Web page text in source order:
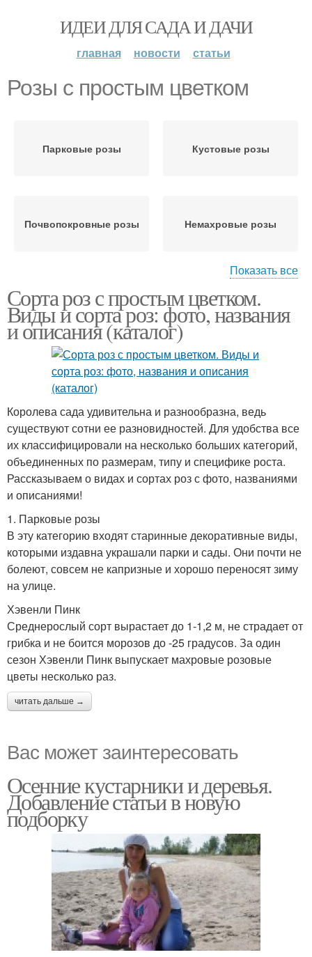
ИДЕИ ДЛЯ САДА И ДАЧИ
главная новости статьи
Розы с простым цветком
Парковые розы Кустовые розы
Почвопокровные розы Немахровые розы
цветками
Ремонтантные розы
Чайно-гибридные розы
Показать все
Сорта роз с простым цветком.
Виды и сорта роз: фото, названия
и описания (каталог)
Королева сада удивительна и разнообразна, ведь
существуют сотни ее разновидностей. Для удобства все
их классифицировали на несколько больших категорий,
объединенных по размерам, типу и специфике роста.
Рассказываем о видах и сортах роз с фото, названиями
и описаниями!
1. Парковые розы
В эту категорию входят старинные декоративные виды,
которыми издавна украшали парки и сады. Они почти не
болеют, совсем не капризные и хорошо переносят зиму
на улице.
Хэвенли Пинк
Среднерослый сорт вырастает до 1-1,2 м, не страдает от
грибка и не боится морозов до -25 градусов. За один
сезон Хэвенли Пинк выпускает махровые розовые
цветы несколько раз.
читать дальше →
Вас может заинтересовать
Осенние кустарники и деревья.
Добавление статьи в новую
подборку